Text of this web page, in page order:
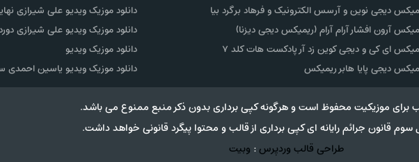
دیجی نوین و آرسس الکترونیک و فرهاد برگرد بیا
آرون افشار آرام آرام (ریمیکس دیجی دیزنا)
ای کی و دیجی کوین زد آر پادکست هات کلد ۷
دیجی پایا هابر ریمیکس
دانلود موزیک ویدیو علی شیرازی
دانلود موزیک ویدیو علی شیرازی
دانلود موزیک ویدیو
دانلود موزیک ویدیو یاسین احمدی
برای موزیکیت محفوظ است و هرگونه کپی برداری بدون ذکر منبع ممنوع می باشد.
طراحی قالب وردپرس: وبیت